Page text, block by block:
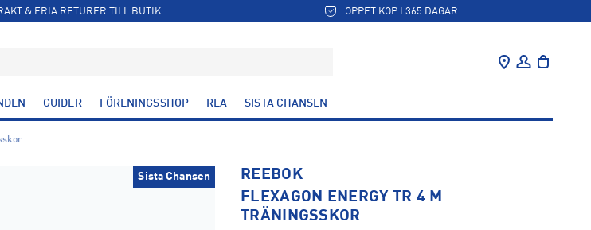
& FRIA RETURER TILL BUTIK ÖPPET KÖP I 365 DAGAR
GUIDER FÖRENINGSSHOP REA SISTA CHANSEN
REEBOK
FLEXAGON ENERGY TR 4 M
TRÄNINGSSKOR
Sista Chansen